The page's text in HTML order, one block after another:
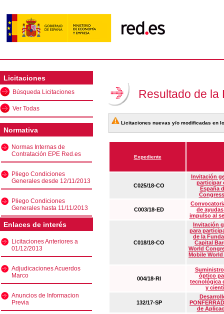
Licitaciones
Búsqueda Licitaciones
Ver Todas
Normativa
Normas Internas de
Contratación EPE Red.es
Pliego Condiciones
Generales desde 12/11/2013
Pliego Condiciones
Generales hasta 11/11/2013
Enlaces de interés
Licitaciones Anteriores a
01/12/2013
Adjudicaciones Acuerdos
Marco
Anuncios de Informacion
Previa
Resultado de la
Licitaciones nuevas y/o modificadas en
Expediente
C025/18-CO
Invitación
participar
España
C003/18-ED
de
impulso al
C018/18-CO
Invitación
para
de la
Capital
World
Mobile
004/18-RI
óptico
tecnológica
y
132/17-SP
de